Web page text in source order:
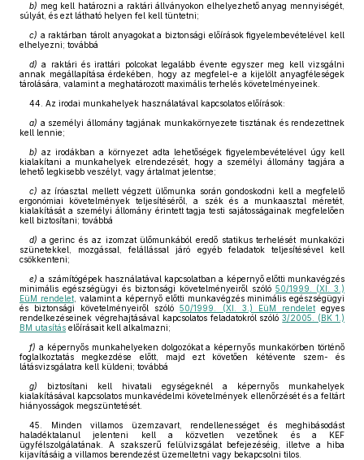
b) meg kell határozni a raktári állványokon elhelyezhető anyag mennyiségét,
súlyát, és ezt látható helyen fel kell tüntetni;
c) a raktárban tárolt anyagokat a biztonsági előírások figyelembevételével kell
elhelyezni; továbbá
d) a raktári és irattári polcokat legalább évente egyszer meg kell vizsgálni
annak megállapítása érdekében, hogy az megfelel-e a kijelölt anyagféleségek
tárolására, valamint a meghatározott maximális terhelés követelményeinek.
44. Az irodai munkahelyek használatával kapcsolatos előírások:
a) a személyi állomány tagjának munkakörnyezete tisztának és rendezettnek
kell lennie;
b) az irodákban a környezet adta lehetőségek figyelembevételével úgy kell
kialakítani a munkahelyek elrendezését, hogy a személyi állomány tagjára a
lehető legkisebb veszélyt, vagy ártalmat jelentse;
c) az íróasztal mellett végzett ülőmunka során gondoskodni kell a megfelelő
ergonómiai követelmények teljesítéséről, a szék és a munkaasztal méretét,
kialakítását a személyi állomány érintett tagja testi sajátosságainak megfelelően
kell biztosítani; továbbá
d) a gerinc és az izomzat ülőmunkából eredő statikus terhelését munkaközi
szünetekkel, mozgással, felállással járó egyéb feladatok teljesítésével kell
csökkenteni;
e) a számítógépek használatával kapcsolatban a képernyő előtti munkavégzés
minimális egészségügyi és biztonsági követelményeiről szóló 50/1999. (XI. 3.)
EüM rendelet, valamint a képernyő előtti munkavégzés minimális egészségügyi
és biztonsági követelményeiről szóló50/1999. (XI. 3.) EüM rendeletegyes
rendelkezéseinek végrehajtásával kapcsolatos feladatokról szóló3/2005. (BK 1.)
BM utasítás előírásait kell alkalmazni;
f) a képernyős munkahelyeken dolgozókat a képernyős munkakörben történő
foglalkoztatás megkezdése előtt, majd ezt követően kétévente szem- és
látásvizsgálatra kell küldeni; továbbá
g) biztosítani kell hivatali egységeknél a képernyős munkahelyek
kialakításával kapcsolatos munkavédelmi követelmények ellenőrzését és a feltárt
hiányosságok megszüntetését.
45. Minden villamos üzemzavart, rendellenességet és meghibásodást
haladéktalanul jelenteni kell a közvetlen vezetőnek és a KEF
ügyfélszolgálatának. A szakszerű felülvizsgálat befejezéséig, illetve a hiba
kijavításáig a villamos berendezést üzemeltetni vagy bekapcsolni tilos.